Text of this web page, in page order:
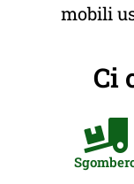
mobili
Ci